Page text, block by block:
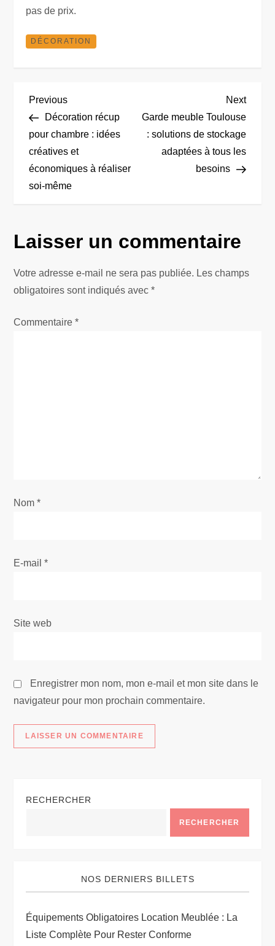
pas de prix.
DÉCORATION
N
a
v
i
a
t
a
t
c
e
Previous
Post
Previous
Décoration récup
pour chambre : idées
créatives et
économiques à réaliser
soi-même
Next
Post
Next
Garde meuble Toulouse
: solutions de stockage
adaptées à tous les
besoins
Laisser un commentaire
Votre adresse e-mail ne sera pas publiée. Les champs
obligatoires sont indiqués avec*
Commentaire*
Nom*
E-mail*
Site web
Enregistrer mon nom, mon e-mail et mon site dans le
navigateur pour mon prochain commentaire.
RECHERCHER
RECHERCHER
NOS DERNIERS BILLETS
Équipements Obligatoires Location Meublée : La
Liste Complète Pour Rester Conforme